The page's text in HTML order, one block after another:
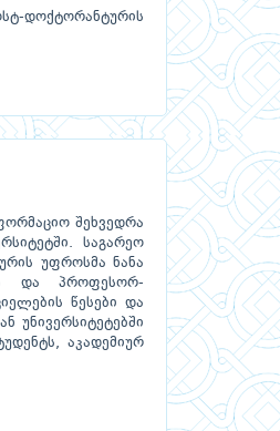
დოქტორანტურის
შეხვედრა
საგარეო
უფროსმა ნანა
და პროფესორ-
წესები და
უნივერსიტეტებში
აკადემიურ